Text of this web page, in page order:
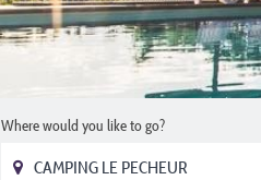
Where would you like to go?